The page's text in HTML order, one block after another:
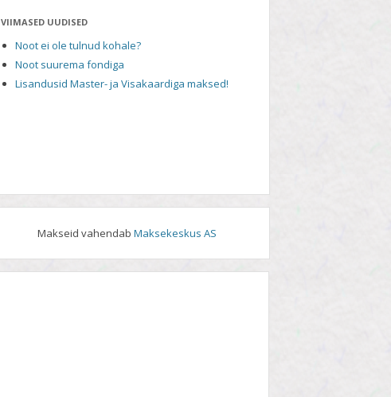
VIIMASED UUDISED
Noot ei ole tulnud kohale?
Noot suurema fondiga
Lisandusid Master- ja Visakaardiga maksed!
Makseid vahendabMaksekeskus AS